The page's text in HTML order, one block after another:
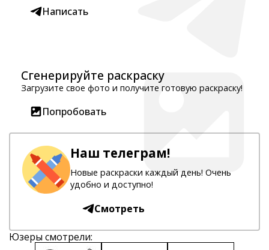
Написать
Сгенерируйте раскраску
Загрузите свое фото и получите готовую раскраску!
Попробовать
Наш телеграм!
Новые раскраски каждый день! Очень
удобно и доступно!
Смотреть
Юзеры смотрели: